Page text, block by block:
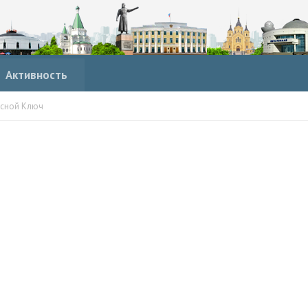
Активность
Ключ